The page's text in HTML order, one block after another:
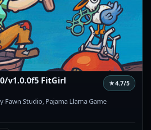
v1.0.0f5 FitGirl ★4.7/5
Fawn Studio, Pajama Llama Game